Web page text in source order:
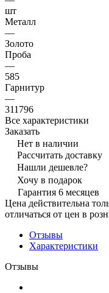
шт
Металл
—
Золото
Проба
—
585
Гарнитур
—
311796
Все характеристики
Заказать
Нет в наличии
Рассчитать доставку
Нашли дешевле?
Хочу в подарок
Гарантия 6 месяцев
Цена действительна
отличаться от цен в
Отзывы
Характеристики
Отзывы